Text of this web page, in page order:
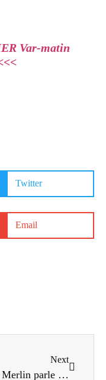
Var-matin
Twitter
Email
Next
Leroy Merlin parle du béton connecté 360SmartConnect